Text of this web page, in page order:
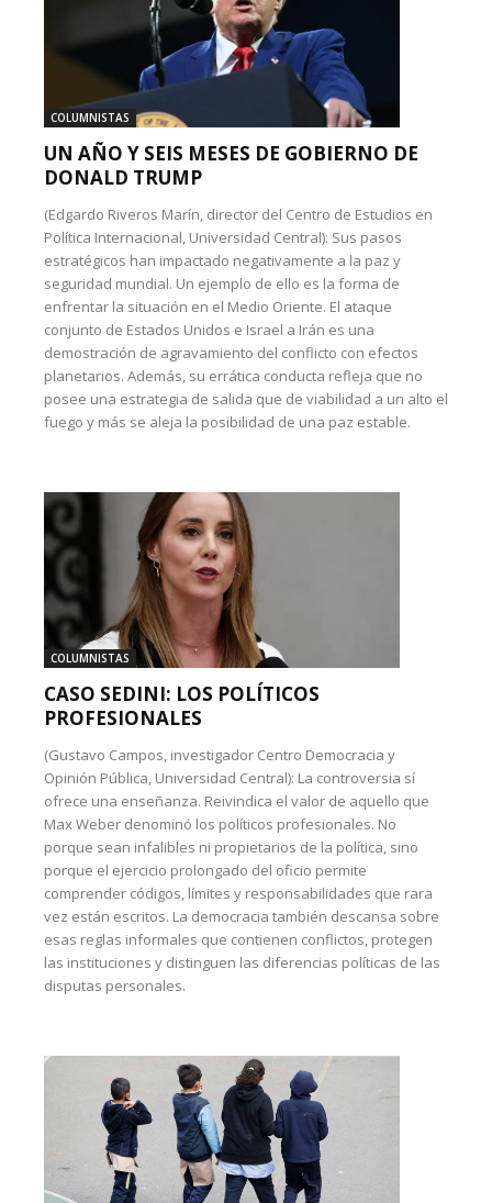
COLUMNISTAS
UN AÑO Y SEIS MESES DE GOBIERNO DE
DONALD TRUMP
(Edgardo Riveros Marín, director del Centro de Estudios en
Política Internacional, Universidad Central): Sus pasos
estratégicos han impactado negativamente a la paz y
seguridad mundial. Un ejemplo de ello es la forma de
enfrentar la situación en el Medio Oriente. El ataque
conjunto de Estados Unidos e Israel a Irán es una
demostración de agravamiento del conflicto con efectos
planetarios. Además, su errática conducta refleja que no
posee una estrategia de salida que de viabilidad a un alto el
fuego y más se aleja la posibilidad de una paz estable.
COLUMNISTAS
CASO SEDINI: LOS POLÍTICOS
PROFESIONALES
(Gustavo Campos, investigador Centro Democracia y
Opinión Pública, Universidad Central): La controversia sí
ofrece una enseñanza. Reivindica el valor de aquello que
Max Weber denominó los políticos profesionales. No
porque sean infalibles ni propietarios de la política, sino
porque el ejercicio prolongado del oficio permite
comprender códigos, límites y responsabilidades que rara
vez están escritos. La democracia también descansa sobre
esas reglas informales que contienen conflictos, protegen
las instituciones y distinguen las diferencias políticas de las
disputas personales.